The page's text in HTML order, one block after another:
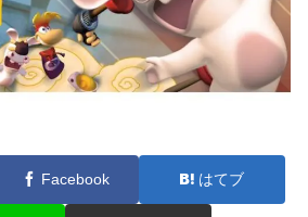
Facebook はてブ